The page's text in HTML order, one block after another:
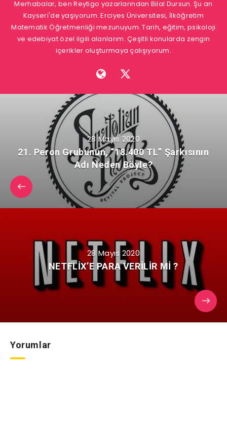
Merhabalar, ben Reytigo yazarlarından Bilal Dursun. Şu an
Kayseri'de yaşıyorum. Erciyes Üniversitesi, İlköğretim
Matematik Öğretmenliği mezunuyum. Tarih, eğitim, psikoloji
ve edebiyat özel ilgili alanlarım. Çeşitli konularda zengin
içerikler oluşturmaya çalışıyorum.
28 Mayıs 2020
21. Peron Grubunun, “18.400 TL” Şarkısının
Adı Neden Böyle?
28 Mayıs 2020
NETFLİX’E PARA VERİLİR Mİ ?
Yorumlar